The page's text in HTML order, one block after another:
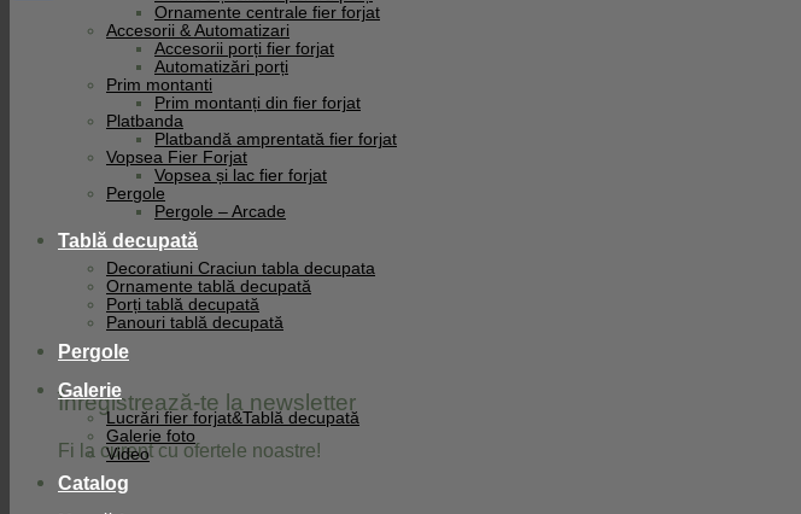
Înregistrează-te la newsletter
Fi la curent cu ofertele noastre!
Ornamente centrale fier forjat
Accesorii & Automatizari
Accesorii porți fier forjat
Automatizări porți
Prim montanti
Prim montanți din fier forjat
Platbanda
Platbandă amprentată fier forjat
Vopsea Fier Forjat
Vopsea și lac fier forjat
Pergole
Pergole – Arcade
Tablă decupată
Decoratiuni Craciun tabla decupata
Ornamente tablă decupată
Porți tablă decupată
Panouri tablă decupată
Pergole
Galerie
Lucrări fier forjat&Tablă decupată
Galerie foto
Video
Catalog
Facebook